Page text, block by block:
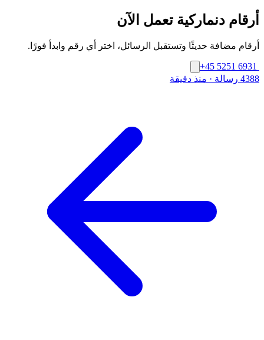
أرقام دنماركية تعمل الآن
أرقام مضافة حديثًا وتستقبل الرسائل، اختر أي رقم وابدأ فورًا.
+45 5251 6931
4388 رسالة
· منذ دقيقة